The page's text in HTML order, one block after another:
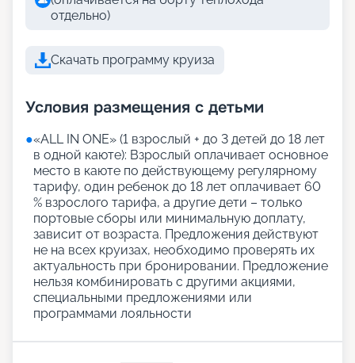
отдельно)
Скачать программу круиза
Условия размещения с детьми
●«АLL IN ONE» (1 взрослый + до 3 детей до 18 лет
в одной каюте): Взрослый оплачивает основное
место в каюте по действующему регулярному
тарифу, один ребенок до 18 лет оплачивает 60
% взрослого тарифа, а другие дети – только
портовые сборы или минимальную доплату,
зависит от возраста. Предложения действуют
не на всех круизах, необходимо проверять их
актуальность при бронировании. Предложение
нельзя комбинировать с другими акциями,
специальными предложениями или
программами лояльности